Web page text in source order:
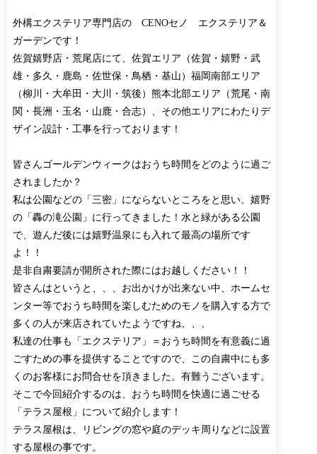
外構エクステリア専門店の CENOセノ エクステリア＆
ガーデンです！
佐賀嬉野店・荒尾店にて、佐賀エリア（佐賀・嬉野・武
雄・多久・鹿島・佐世保・鳥栖・基山）福岡南部エリア
（柳川・大牟田・大川・筑後）熊本北部エリア（荒尾・南
関・長洲・玉名・山鹿・合志）、その他エリアにわたりデ
ザイン設計・工事を行っております！
皆さんゴールデンウィークはおうち時間をどのように過ご
されましたか？
私は公園などの「三密」にならないところをと思い、嬉野
の「轟の滝公園」に行ってきました！水と緑がある公園
で、遊んだ後には嬉野温泉にも入れて最高の場所です
よ！！
是非自粛要請が開所された際にはお越しください！！
皆さんはというと、、、お出かけが出来ない中、ホームセ
ンター等でおうち時間を楽しむためのモノを購入する方で
多くの人が来店されていたようですね、、、
私達の仕事も「エクステリア」＝おうち時間を有意義に過
ごすための事を提供することですので、この自粛中にも多
くのお客様にお問合せを頂きました。有難うございます。
そこで今回紹介するのは、おうち時間を快適に過ごせる
「テラス屋根」について紹介します！
テラス屋根は、リビングの窓や庭のデッキ周りなどに設置
する屋根の事です。